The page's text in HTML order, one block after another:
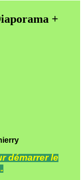
+
démarrer le